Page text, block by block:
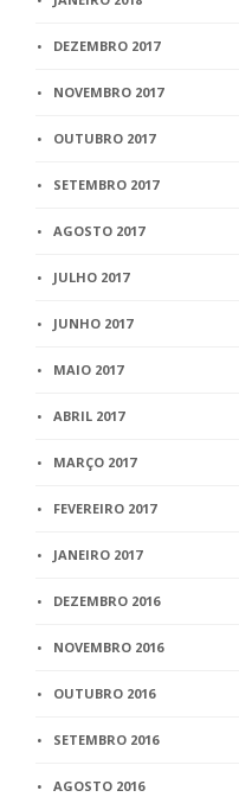
DEZEMBRO 2017
NOVEMBRO 2017
OUTUBRO 2017
SETEMBRO 2017
AGOSTO 2017
JULHO 2017
JUNHO 2017
MAIO 2017
ABRIL 2017
MARÇO 2017
FEVEREIRO 2017
JANEIRO 2017
DEZEMBRO 2016
NOVEMBRO 2016
OUTUBRO 2016
SETEMBRO 2016
AGOSTO 2016